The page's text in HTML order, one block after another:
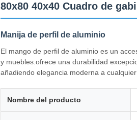
80x80 40x40 Cuadro de
Manija de perfil de aluminio
El mango de perfil de aluminio es un
y muebles.ofrece una durabilidad
añadiendo elegancia moderna a cualquier
Nombre del producto